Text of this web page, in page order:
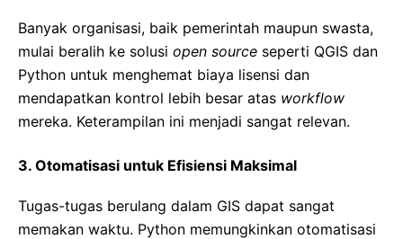
Banyak organisasi, baik pemerintah maupun swasta,
mulai beralih ke solusi open source seperti QGIS dan
Python untuk menghemat biaya lisensi dan
mendapatkan kontrol lebih besar atas workflow
mereka. Keterampilan ini menjadi sangat relevan.
3. Otomatisasi untuk Efisiensi Maksimal
Tugas-tugas berulang dalam GIS dapat sangat
memakan waktu. Python memungkinkan otomatisasi